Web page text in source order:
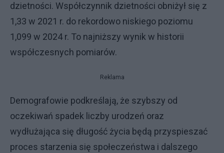
dzietności. Współczynnik dzietności obniżył się z
1,33 w 2021 r. do rekordowo niskiego poziomu
1,099 w 2024 r. To najniższy wynik w historii
współczesnych pomiarów.
Reklama
Demografowie podkreślają, że szybszy od
oczekiwań spadek liczby urodzeń oraz
wydłużająca się długość życia będą przyspieszać
proces starzenia się społeczeństwa i dalszego